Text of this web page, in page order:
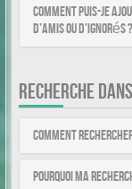
Comment puis-je
d’amis ou d’ignorés ?
RECHERCHE
Comment
Pourquoi ma